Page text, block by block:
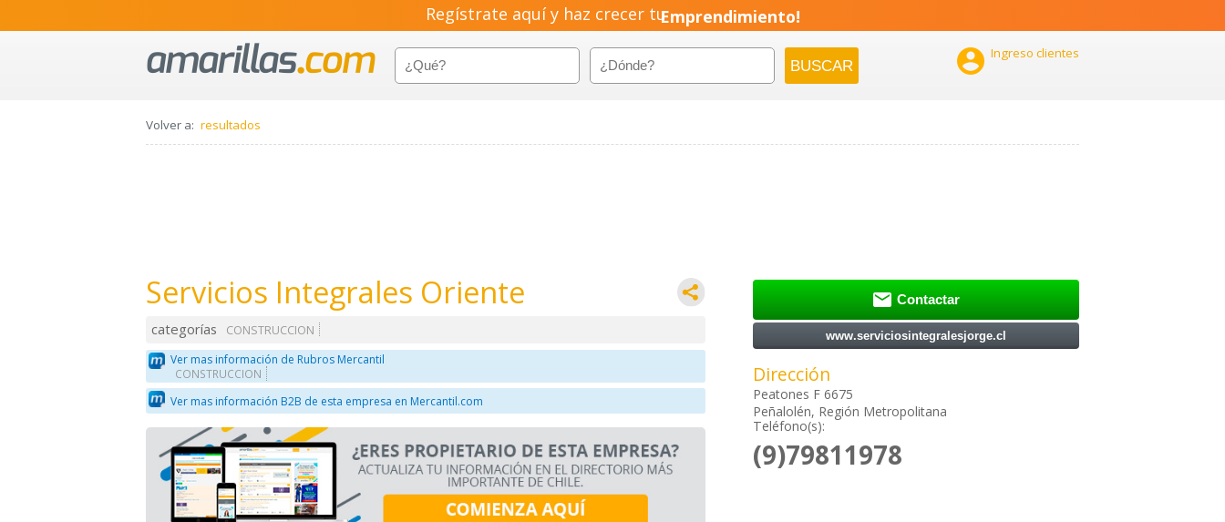
Regístrate aquí y haz crecer tuEmprendimiento!
 Ingreso clientes
Volver a: resultados
Servicios Integrales Oriente
categorías
CONSTRUCCION
Ver mas información de Rubros Mercantil
CONSTRUCCION
Ver mas información B2B de esta empresa en Mercantil.com
 Contactar
www.serviciosintegralesjorge.cl
Dirección
Peatones F 6675
Peñalolén, Región Metropolitana
Teléfono(s):
(9)79811978